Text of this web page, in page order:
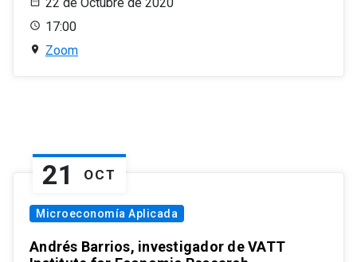
17:00
Zoom
21 OCT
Microeconomía Aplicada
Andrés Barrios, investigador de VATT